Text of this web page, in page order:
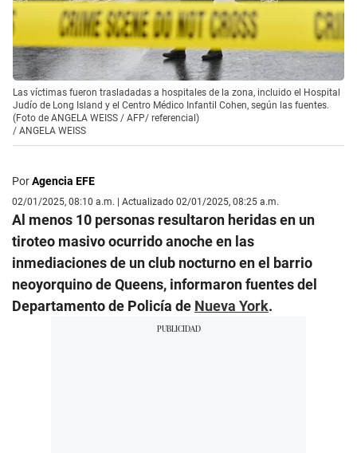
Las víctimas fueron trasladadas a hospitales de la zona, incluido el Hospital
Judío de Long Island y el Centro Médico Infantil Cohen, según las fuentes.
(Foto de ANGELA WEISS / AFP/ referencial)
/ ANGELA WEISS
PorAgencia EFE
02/01/2025, 08:10 a.m. | Actualizado 02/01/2025, 08:25 a.m.
Al menos 10 personas resultaron heridas en un
tiroteo masivo ocurrido anoche en las
inmediaciones de un club nocturno en el barrio
neoyorquino de Queens, informaron fuentes del
Departamento de Policía de Nueva York.